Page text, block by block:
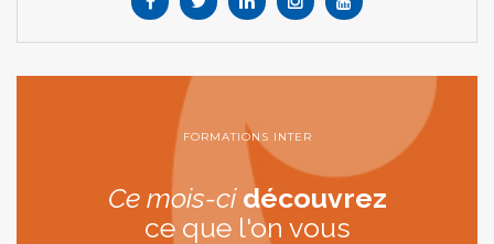
FORMATIONS INTER
Ce mois-ci découvrez
ce que l'on vous